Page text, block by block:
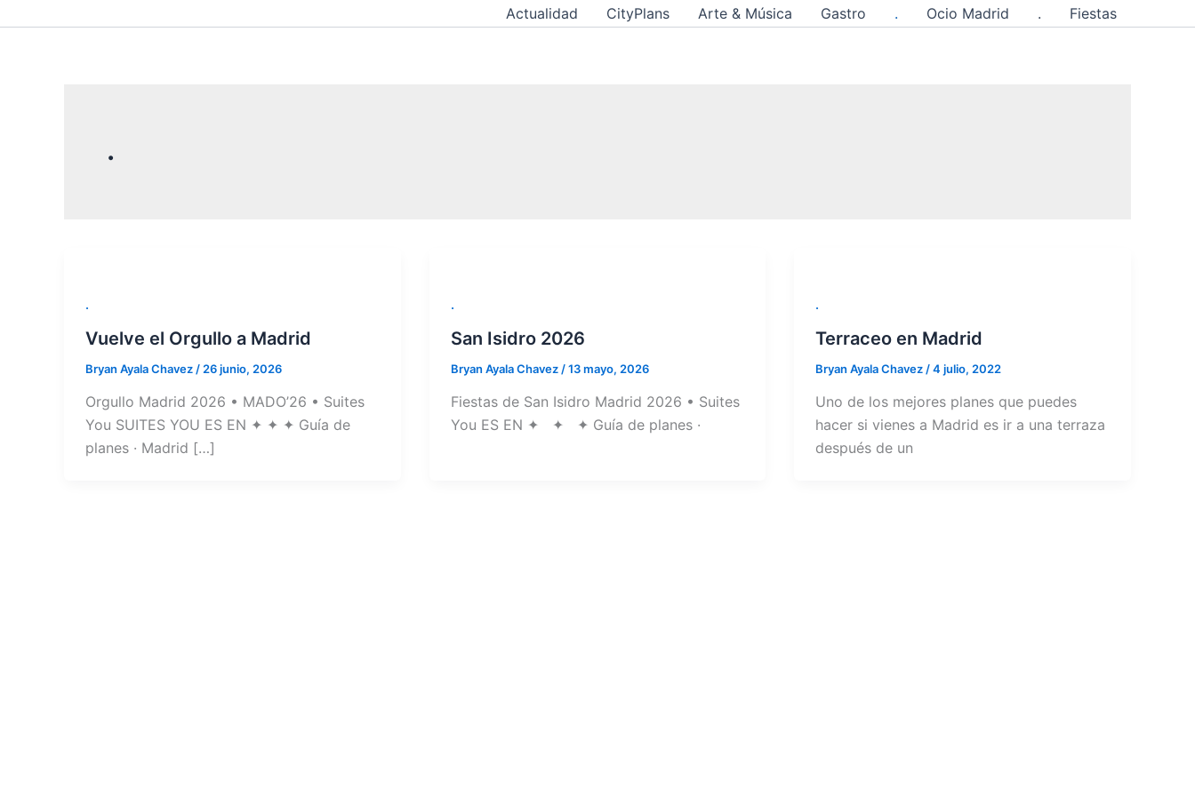
Actualidad CityPlans Arte & Música Gastro . Ocio Madrid . Fiestas
.
.
Vuelve el Orgullo a Madrid
Bryan Ayala Chavez / 26 junio, 2026
Orgullo Madrid 2026 • MADO’26 • Suites
You SUITES YOU ES EN ✦ ✦ ✦ Guía de
planes · Madrid […]
.
San Isidro 2026
Bryan Ayala Chavez /13 mayo, 2026
Fiestas de San Isidro Madrid 2026 • Suites
You ES EN ✦ ✦ ✦ Guía de planes ·
.
Terraceo en Madrid
Bryan Ayala Chavez /4 julio, 2022
Uno de los mejores planes que puedes
hacer si vienes a Madrid es ir a una terraza
después de un